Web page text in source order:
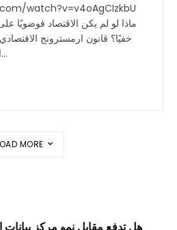
watch?v=v4oAgCIzkbU
ماذا لو لم يكن الاقتصاد فوضويًا
خفيًا؟ قانون ارمسترونج
الدورية القوية التي اكتشفها...
MORE
هل تدفع مقابل نمو مركز بيانات